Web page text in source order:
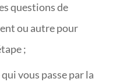
questions de
ou autre pour
;
vous passe par la